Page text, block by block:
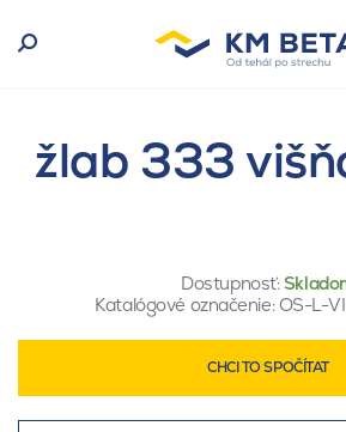
žlab 333
Dostupnosť:
Katalógové označenie: OS-L-
CHCI TO SPOČÍTAT